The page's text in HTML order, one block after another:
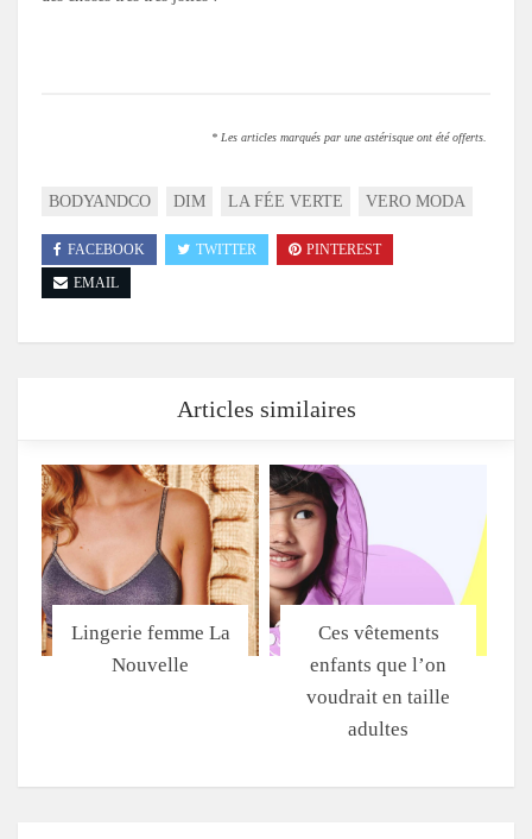
* Les articles marqués par une astérisque ont été offerts.
BODYANDCO DIM LA FÉE VERTE VERO MODA
FACEBOOK TWITTER
PINTEREST
EMAIL
Articles similaires
Lingerie femme La
Nouvelle
Ces vêtements
enfants que l’on
voudrait en taille
adultes